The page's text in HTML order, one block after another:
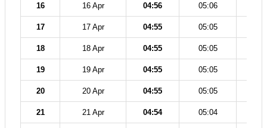
16 16 Apr 04:56 05:06
17 17 Apr 04:55 05:05
18 18 Apr 04:55 05:05
19 19 Apr 04:55 05:05
20 20 Apr 04:55 05:05
21 21 Apr 04:54 05:04